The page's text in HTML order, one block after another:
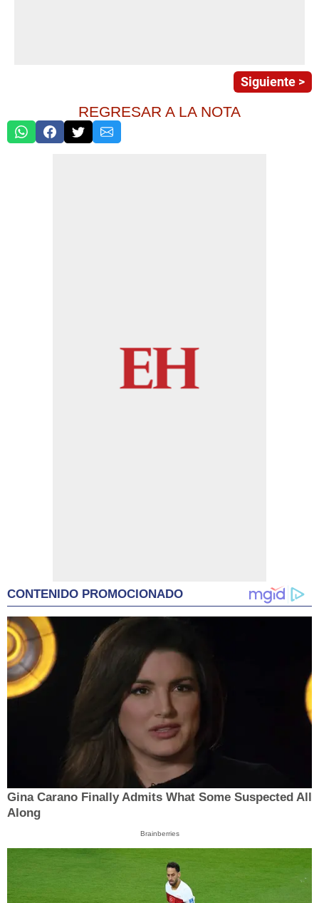
Siguiente >
REGRESAR A LA NOTA
CONTENIDO PROMOCIONADO
Gina Carano Finally Admits What Some Suspected All
Along
Brainberries